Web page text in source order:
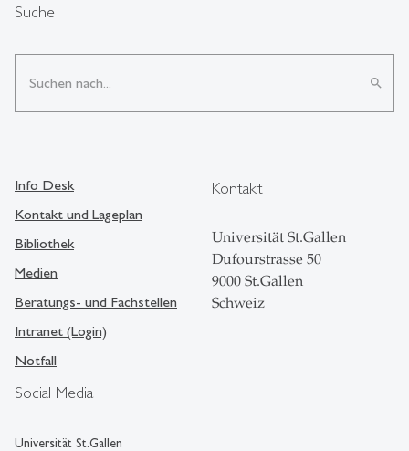
Suche
search
Social Media
Universität St.Gallen
Info Desk
Kontakt und Lageplan
Bibliothek
Medien
Beratungs- und Fachstellen
Intranet (Login)
Notfall
Kontakt
Universität St.Gallen
Dufourstrasse 50
9000 St.Gallen
Schweiz